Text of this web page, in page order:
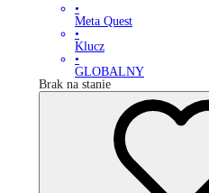
•
Meta Quest
•
Klucz
•
GLOBALNY
Brak na stanie